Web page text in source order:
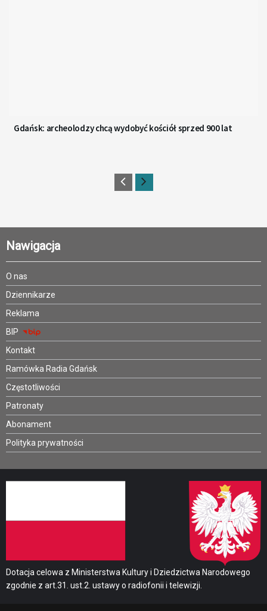
Gdańsk: archeolodzy chcą wydobyć kościół sprzed 900 lat
Nawigacja
O nas
Dziennikarze
Reklama
BIP
Kontakt
Ramówka Radia Gdańsk
Częstotliwości
Patronaty
Abonament
Polityka prywatności
Dotacja celowa z Ministerstwa Kultury i Dziedzictwa Narodowego
zgodnie z art.31. ust.2. ustawy o radiofonii i telewizji.